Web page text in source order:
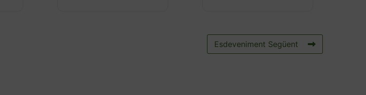
Esdeveniment Següent